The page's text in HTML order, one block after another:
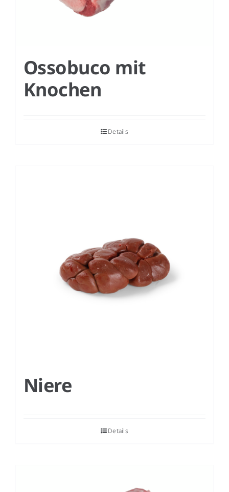
Ossobuco mit
Knochen
Details
Niere
Details